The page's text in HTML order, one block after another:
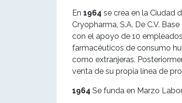
En 1964 se crea en la Ciudad
Cryopharma, S.A. De C.V.
con el apoyo de 10
farmacéuticos de consumo
como extranjeras.
venta de su propia línea de
1964 Se funda en Marzo